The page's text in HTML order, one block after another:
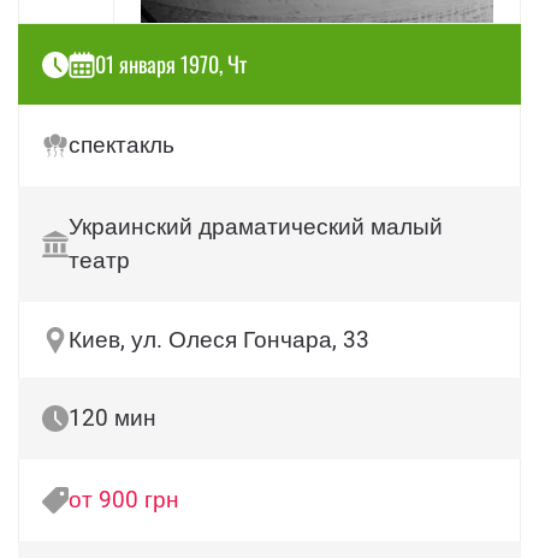
01 января 1970, Чт
спектакль
Украинский драматический малый
театр
Киев, ул. Олеся Гончара, 33
120 мин
от 900 грн